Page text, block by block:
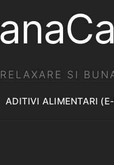
SI
ADITIVI ALIMENTARI